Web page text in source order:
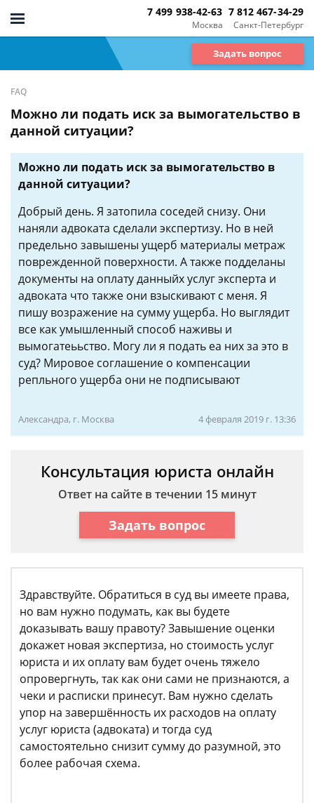
Москва
7 499 938-42-63
Санкт-Петербург
7 812 467-34-29
Задать вопрос
FAQ
Можно ли подать иск за вымогательство в
данной ситуации?
Можно ли подать иск за вымогательство в
данной ситуации?
Добрый день. Я затопила соседей снизу. Они
наняли адвоката сделали экспертизу. Но в ней
предельно завышены ущерб материалы метраж
поврежденной поверхности. А также подделаны
документы на оплату данныйх услуг эксперта и
адвоката что также они взыскивают с меня. Я
пишу возражение на сумму ущерба. Но выглядит
все как умышленный способ наживы и
вымогатеььство. Могу ли я подать еа них за это в
суд? Мировое соглашение о компенсации
репльного ущерба они не подписывают
Александра, г. Москва 4 февраля 2019 г. 13:36
Консультация юриста онлайн
Ответ на сайте в течении 15 минут
Задать вопрос
Здравствуйте. Обратиться в суд вы имеете права,
но вам нужно подумать, как вы будете
доказывать вашу правоту? Завышение оценки
докажет новая экспертиза, но стоимость услуг
юриста и их оплату вам будет очень тяжело
опровергнуть, так как они сами не признаются, а
чеки и расписки принесут. Вам нужно сделать
упор на завершённость их расходов на оплату
услуг юриста (адвоката) и тогда суд
самостоятельно снизит сумму до разумной, это
более рабочая схема.